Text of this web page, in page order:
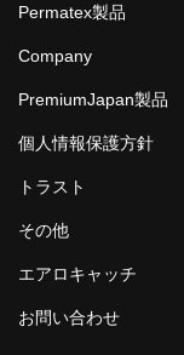
Permatex製品
Company
PremiumJapan製品
個人情報保護方針
トラスト
その他
エアロキャッチ
お問い合わせ